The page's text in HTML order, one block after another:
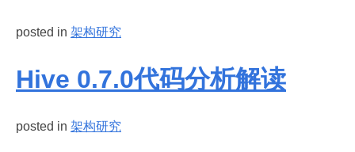
posted in 架构研究
Hive 0.7.0代码分析解读
posted in 架构研究